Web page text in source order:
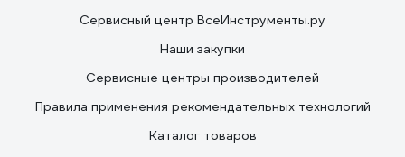
Сервисный центр ВсеИнструменты.ру
Наши закупки
Сервисные центры производителей
Правила применения рекомендательных технологий
Каталог товаров